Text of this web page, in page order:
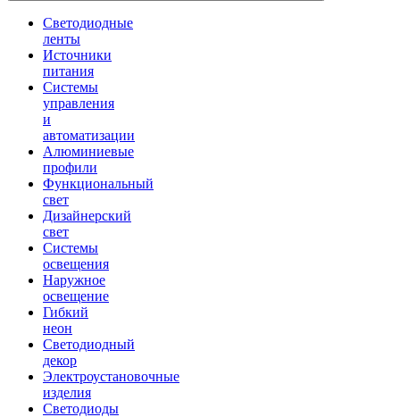
Светодиодные
ленты
Источники
питания
Системы
управления
и
автоматизации
Алюминиевые
профили
Функциональный
свет
Дизайнерский
свет
Системы
освещения
Наружное
освещение
Гибкий
неон
Светодиодный
декор
Электроустановочные
изделия
Светодиоды